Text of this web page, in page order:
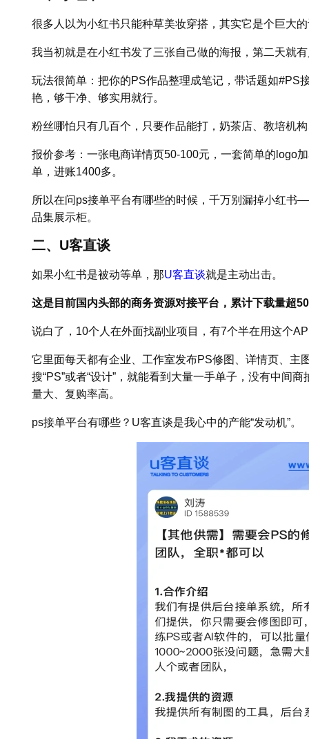
很多人以为小红书只能种草美妆穿搭，其实它是个巨大
我当初就是在小红书发了三张自己做的海报，第二天就
玩法很简单：把你的PS作品整理成笔记，带话题如#PS
艳，够干净、够实用就行。
粉丝哪怕只有几百个，只要作品能打，奶茶店、教培机
报价参考：一张电商详情页50-100元，一套简单的logo
单，进账1400多。
所以在问ps接单平台有哪些的时候，千万别漏掉小红
品集展示柜。
二、U客直谈
如果小红书是被动等单，那U客直谈就是主动出击。
这是目前国内头部的商务资源对接平台，累计下载量超
说白了，10个人在外面找副业项目，有7个半在用这个
它里面每天都有企业、工作室发布PS修图、详情页、主
搜“PS”或者“设计”，就能看到大量一手单子，没有中间
量大、复购率高。
ps接单平台有哪些？U客直谈是我心中的产能“发动机”。